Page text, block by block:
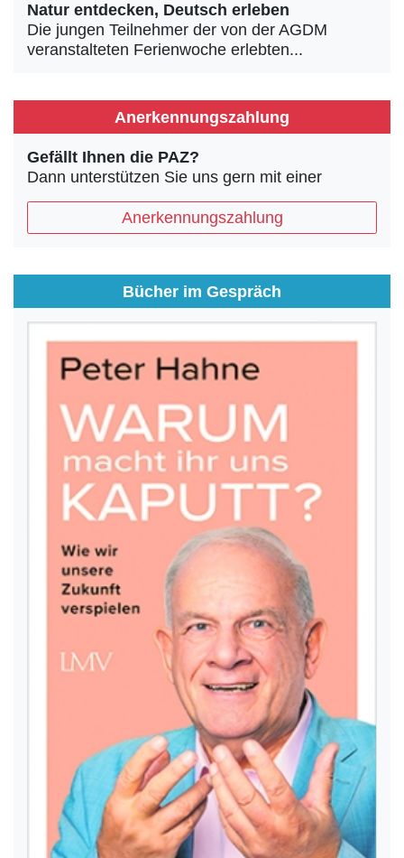
Natur entdecken, Deutsch erleben
Die jungen Teilnehmer der von der AGDM
veranstalteten Ferienwoche erlebten...
Anerkennungszahlung
Gefällt Ihnen die PAZ?
Dann unterstützen Sie uns gern mit einer
Anerkennungszahlung
Bücher im Gespräch